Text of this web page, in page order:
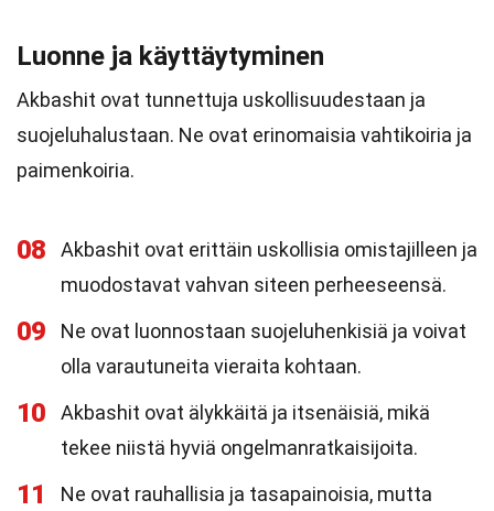
Luonne ja käyttäytyminen
Akbashit ovat tunnettuja uskollisuudestaan ja
suojeluhalustaan. Ne ovat erinomaisia vahtikoiria ja
paimenkoiria.
08
Akbashit ovat erittäin uskollisia omistajilleen ja
muodostavat vahvan siteen perheeseensä.
09
Ne ovat luonnostaan suojeluhenkisiä ja voivat
olla varautuneita vieraita kohtaan.
10
Akbashit ovat älykkäitä ja itsenäisiä, mikä
tekee niistä hyviä ongelmanratkaisijoita.
11
Ne ovat rauhallisia ja tasapainoisia, mutta